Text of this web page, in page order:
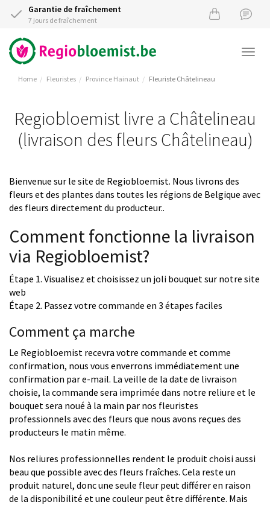
Garantie de fraîchement
7 jours de fraîchement
Home Fleuristes Province Hainaut Fleuriste Châtelineau
Regiobloemist livre a Châtelineau
(livraison des fleurs Châtelineau)
Bienvenue sur le site de Regiobloemist. Nous livrons des
fleurs et des plantes dans toutes les régions de Belgique avec
des fleurs directement du producteur..
Comment fonctionne la livraison
via Regiobloemist?
Étape 1. Visualisez et choisissez un joli bouquet sur notre site
web
Étape 2. Passez votre commande en 3 étapes faciles
Comment ça marche
Le Regiobloemist recevra votre commande et comme
confirmation, nous vous enverrons immédiatement une
confirmation par e-mail. La veille de la date de livraison
choisie, la commande sera imprimée dans notre reliure et le
bouquet sera noué à la main par nos fleuristes
professionnels avec des fleurs que nous avons reçues des
producteurs le matin même.
Nos reliures professionnelles rendent le produit choisi aussi
beau que possible avec des fleurs fraîches. Cela reste un
produit naturel, donc une seule fleur peut différer en raison
de la disponibilité et une couleur peut être différente. Mais